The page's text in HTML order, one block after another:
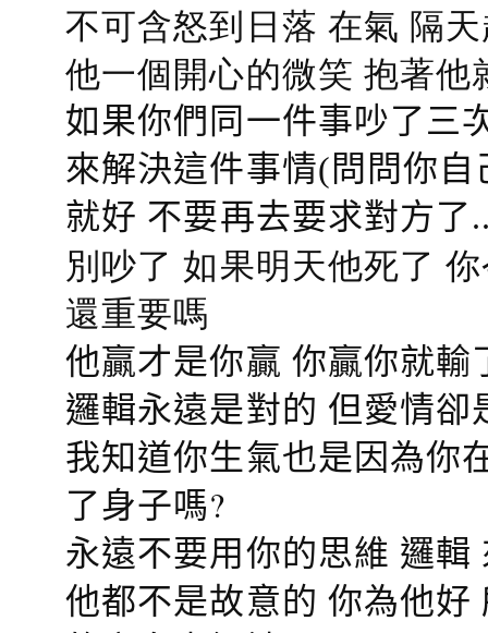
不可含怒到日落 在氣 隔
他一個開心的微笑 抱著他
如果你們同一件事吵了三
來解決這件事情(問問你
就好 不要再去要求對方
別吵了 如果明天他死了
還重要嗎
他贏才是你贏 你贏你就輸
邏輯永遠是對的 但愛情卻
我知道你生氣也是因為你
了身子嗎?
永遠不要用你的思維 邏輯
他都不是故意的 你為他